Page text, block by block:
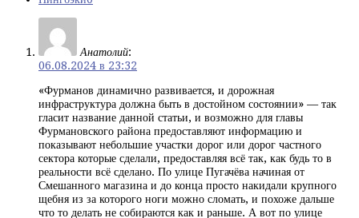
Анатолий:
06.08.2024 в 23:32
«Фурманов динамично развивается, и дорожная
инфраструктура должна быть в достойном состоянии» — так
гласит название данной статьи, и возможно для главы
Фурмановского района предоставляют информацию и
показывают небольшие участки дорог или дорог частного
сектора которые сделали, предоставляя всё так, как будь то в
реальности всё сделано. По улице Пугачёва начиная от
Смешанного магазина и до конца просто накидали крупного
щебня из за которого ноги можно сломать, и похоже дальше
что то делать не собираются как и раньше. А вот по улице